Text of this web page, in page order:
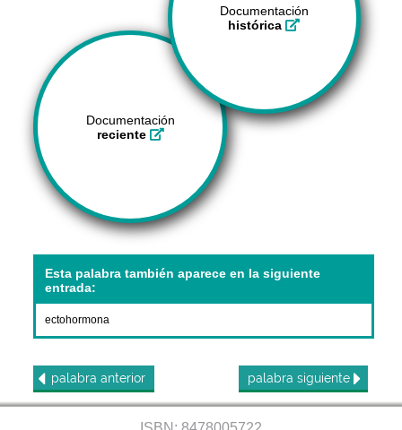
Documentación
histórica
Documentación
reciente
Esta palabra también aparece en la siguiente
entrada:
ectohormona
palabra anterior palabra siguiente